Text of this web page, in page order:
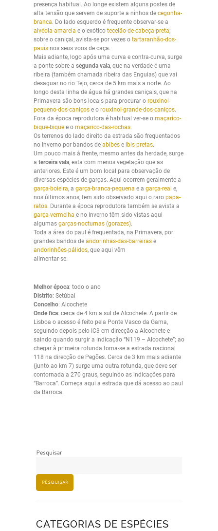
presença habitual. Ao longe existem alguns postes de
alta tensão que servem de suporte a ninhos de cegonha-
branca. Do lado esquerdo é frequente observar-se a
alvéola-amarela e o exótico tecelão-de-cabeça-preta;
sobre o caniçal, avista-se por vezes o tartaranhão-dos-
pauis nos seus voos de caça.
Mais adiante, logo após uma curva e contra-curva, surge
a ponte sobre a segunda vala, que na verdade é uma
ribeira (também chamada ribeira das Enguias) que vai
desaguar no rio Tejo, cerca de 5 km mais a norte. Ao
longo desta linha de água há grandes caniçais, que na
Primavera são bons locais para procurar o rouxinol-
pequeno-dos-caniços e o rouxinol-grande-dos-caniços.
Fora da época reprodutora é habitual ver-se o maçarico-
bique-bique e o maçarico-das-rochas.
Os terrenos do lado direito da estrada são frequentados
no Inverno por bandos de abibes e íbis-pretas.
Um pouco mais à frente, mesmo antes da herdade, surge
a terceira vala, esta com menos vegetação que as
anteriores. Este é um bom local para observação de
diversas espécies de garças. Aqui ocorrem geralmente a
garça-boieira, a garça-branca-pequena e a garça-real e,
nos últimos anos, tem sido observado aqui o raro papa-
ratos. Durante a época reprodutora também se avista a
garça-vermelha e no Inverno têm sido vistas aqui
algumas garças-nocturnas (gorazes).
Toda a área do paul é frequentada, na Primavera, por
grandes bandos de andorinhas-das-barreiras e
andorinhões-pálidos, que aqui vêm
alimentar-se.
Melhor época: todo o ano
Distrito: Setúbal
Concelho: Alcochete
Onde fica: cerca de 4 km a sul de Alcochete. A partir de
Lisboa o acesso é feito pela Ponte Vasco da Gama,
seguindo depois pelo IC3 em direcção a Alcochete e
saindo quando surgir a indicação “N119 – Alcochete”; ao
chegar à primeira rotunda toma-se a estrada nacional
118 na direcção de Pegões. Cerca de 3 km mais adiante
(junto ao km 7) surge uma outra rotunda, que deve ser
contornada a 270 graus, seguindo as indicações para
“Barroca”. Começa aqui a estrada que dá acesso ao paul
da Barroca.
Pesquisar
PESQUISAR
CATEGORIAS DE ESPÉCIES